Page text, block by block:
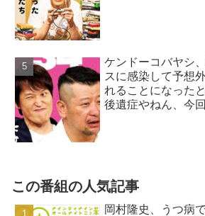
ケンドーコバヤシ
スに感染して予想
れることになった
後遺症やねん、今回
この番組の人気記事
岡村隆史、うつ病